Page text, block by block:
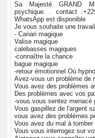
Sa Majesté GRAND
psychique. . contact
WhatsApp est disponible
Je vous souhaite une
- Canari magique
Valise magique
calebasses magiques
-connaître la chance
bague magique
-retour émotionnel Où
Avez-vous un problème de
Vous avez des problèmes
Des problèmes avec vos
-vous vous sentez menacé
Vous gaspillez de l'argent
vous avez des problèmes
Vous avez du mal à tomber
Vous vous interrogez sur